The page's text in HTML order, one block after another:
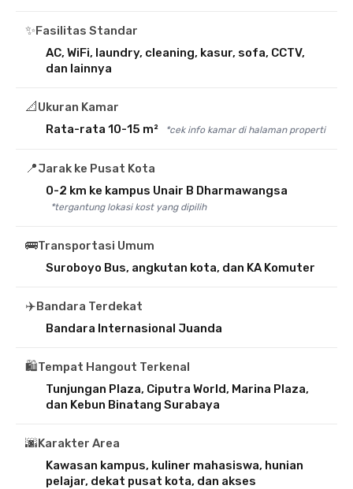
✨Fasilitas Standar
AC, WiFi, laundry, cleaning, kasur, sofa, CCTV,
dan lainnya
📐 Ukuran Kamar
Rata-rata 10-15 m²
*cek info kamar di halaman properti
📍Jarak ke Pusat Kota
0-2 km ke kampus Unair B Dharmawangsa
*tergantung lokasi kost yang dipilih
🚌Transportasi Umum
Suroboyo Bus, angkutan kota, dan KA Komuter
✈️Bandara Terdekat
Bandara Internasional Juanda
🛍️Tempat Hangout Terkenal
Tunjungan Plaza, Ciputra World, Marina Plaza,
dan Kebun Binatang Surabaya
🌆Karakter Area
Kawasan kampus, kuliner mahasiswa, hunian
pelajar, dekat pusat kota, dan akses